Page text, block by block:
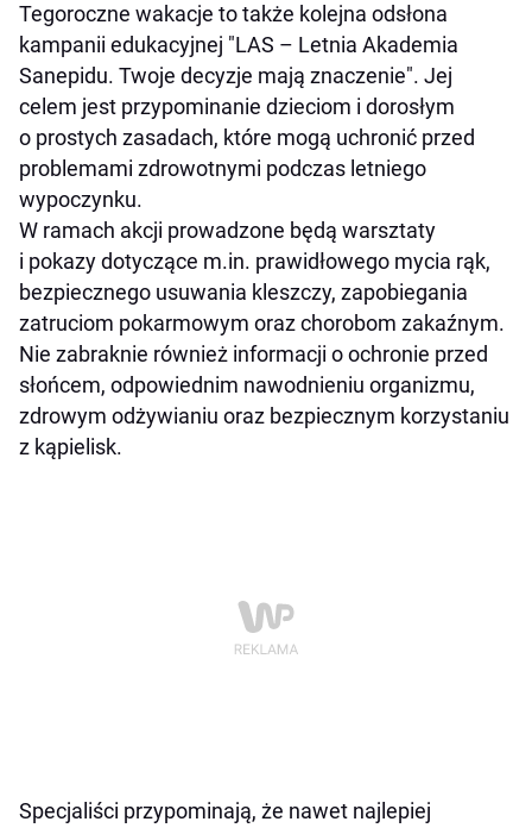
Tegoroczne wakacje to także kolejna odsłona
kampanii edukacyjnej "LAS – Letnia Akademia
Sanepidu. Twoje decyzje mają znaczenie". Jej
celem jest przypominanie dzieciom i dorosłym
o prostych zasadach, które mogą uchronić przed
problemami zdrowotnymi podczas letniego
wypoczynku.
W ramach akcji prowadzone będą warsztaty
i pokazy dotyczące m.in. prawidłowego mycia rąk,
bezpiecznego usuwania kleszczy, zapobiegania
zatruciom pokarmowym oraz chorobom zakaźnym.
Nie zabraknie również informacji o ochronie przed
słońcem, odpowiednim nawodnieniu organizmu,
zdrowym odżywianiu oraz bezpiecznym korzystaniu
z kąpielisk.
Specjaliści przypominają, że nawet najlepiej